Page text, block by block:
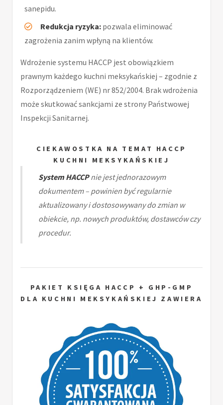
sanepidu.
Redukcja ryzyka: pozwala eliminować
zagrożenia zanim wpłyną na klientów.
Wdrożenie systemu HACCP jest obowiązkiem
prawnym każdego kuchni meksykańskiej – zgodnie z
Rozporządzeniem (WE) nr 852/2004. Brak wdrożenia
może skutkować sankcjami ze strony Państwowej
Inspekcji Sanitarnej.
CIEKAWOSTKA NA TEMAT HACCP
KUCHNI MEKSYKAŃSKIEJ
System HACCPnie jest jednorazowym
dokumentem – powinien być regularnie
aktualizowany i dostosowywany do zmian w
obiekcie, np. nowych produktów, dostawców czy
procedur.
PAKIET KSIĘGA HACCP + GHP-GMP
DLA KUCHNI MEKSYKAŃSKIEJ ZAWIERA